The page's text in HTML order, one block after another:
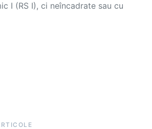
I (RS I), ci neîncadrate sau cu